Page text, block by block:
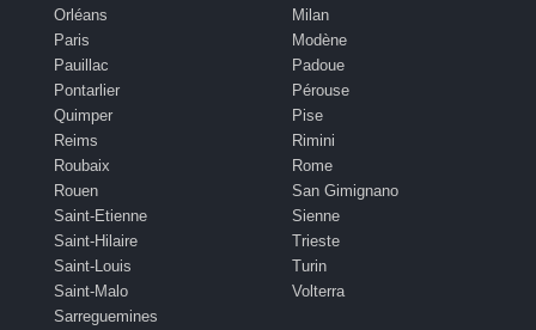
Orléans
Paris
Pauillac
Pontarlier
Quimper
Reims
Roubaix
Rouen
Saint-Etienne
Saint-Hilaire
Saint-Louis
Saint-Malo
Sarreguemines
Milan
Modène
Padoue
Pérouse
Pise
Rimini
Rome
San Gimignano
Sienne
Trieste
Turin
Volterra